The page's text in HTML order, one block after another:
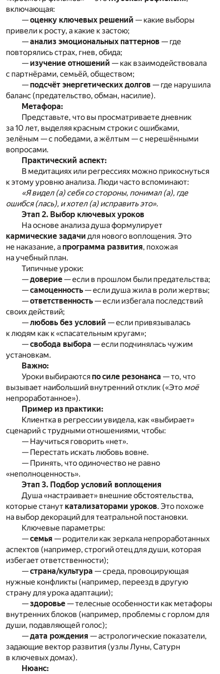
включающая:
—оценку ключевых решений — какие выборы
привели к росту, а какие к застою;
—анализ эмоциональных паттернов — где
повторялись страх, гнев, обида;
— изучение отношений — как взаимодействовала
с партнёрами, семьёй, обществом;
— подсчёт энергетических долгов — где нарушила
баланс (предательство, обман, насилие).
Метафора:
Представьте, что вы просматриваете дневник
за 10 лет, выделяя красным строки с ошибками,
зелёным — с победами, а жёлтым — с нерешёнными
вопросами.
Практический аспект:
В медитациях или регрессиях можно прикоснуться
к этому уровню анализа. Люди часто вспоминают:
«Я видел (а) себя со стороны, понимал (а), где
ошибся (лась), и хотел (а) исправить это».
Этап 2. Выбор ключевых уроков
На основе анализа душа формулирует
кармические задачи для нового воплощения. Это
не наказание, а программа развития, похожая
на учебный план.
Типичные уроки:
—доверие — если в прошлом были предательства;
—самоценность — если душа жила в роли жертвы;
—ответственность — если избегала последствий
своих действий;
—любовь без условий — если привязывалась
к людям как к «спасательным кругам»;
—свобода выбора — если подчинялась чужим
установкам.
Важно:
Уроки выбираются по силе резонанса — то, что
вызывает наибольший внутренний отклик («Это моё
непроработанное»).
Пример из практики:
Клиентка в регрессии увидела, как «выбирает»
сценарий с трудными отношениями, чтобы:
— Научиться говорить «нет».
— Перестать искать любовь вовне.
— Принять, что одиночество не равно
«неполноценность».
Этап 3. Подбор условий воплощения
Душа «настраивает» внешние обстоятельства,
которые станут катализаторами уроков. Это похоже
на выбор декораций для театральной постановки.
Ключевые параметры:
—семья — родители как зеркала непроработанных
аспектов (например, строгий отец для души, которая
избегает ответственности);
—страна/культура — среда, провоцирующая
нужные конфликты (например, переезд в другую
страну для урока адаптации);
—здоровье — телесные особенности как метафоры
внутренних блоков (например, проблемы с горлом для
души, подавляющей голос);
—дата рождения — астрологические показатели,
задающие вектор развития (узлы Луны, Сатурн
в ключевых домах).
Нюанс: